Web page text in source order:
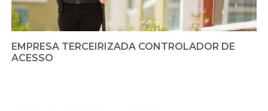
EMPRESA TERCEIRIZADA CONTROLADOR DE
ACESSO